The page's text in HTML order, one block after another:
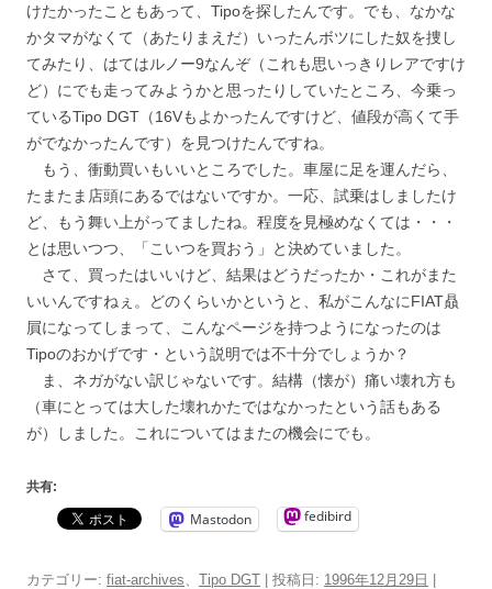
けたかったこともあって、Tipoを探したんです。でも、なかな
かタマがなくて（あたりまえだ）いったんボツにした奴を捜し
てみたり、はてはルノー9なんぞ（これも思いっきりレアですけ
ど）にでも走ってみようかと思ったりしていたところ、今乗っ
ているTipo DGT（16Vもよかったんですけど、値段が高くて手
がでなかったんです）を見つけたんですね。
もう、衝動買いもいいところでした。車屋に足を運んだら、
たまたま店頭にあるではないですか。一応、試乗はしましたけ
ど、もう舞い上がってましたね。程度を見極めなくては・・・
とは思いつつ、「こいつを買おう」と決めていました。
さて、買ったはいいけど、結果はどうだったか・これがまた
いいんですねぇ。どのくらいかというと、私がこんなにFIAT贔
屓になってしまって、こんなページを持つようになったのは
Tipoのおかげです・という説明では不十分でしょうか？
ま、ネガがない訳じゃないです。結構（懐が）痛い壊れ方も
（車にとっては大した壊れかたではなかったという話もある
が）しました。これについてはまたの機会にでも。
共有:
Mastodon fedibird
カテゴリー: fiat-archives Tipo DGT | 投稿日: 1996年12月29日 |